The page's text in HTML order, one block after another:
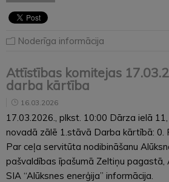
Noderīga informācija
Attīstības komitejas
darba kārtība
16.03.2026
17.03.2026., plkst. 10:00 Dārza ielā
novadā zālē 1.stāvā Darba kārtībā: 0.
Par ceļa servitūta nodibināšanu
pašvaldības īpašumā Zeltiņu pagastā,
SIA “Alūksnes enerģija” informācija.